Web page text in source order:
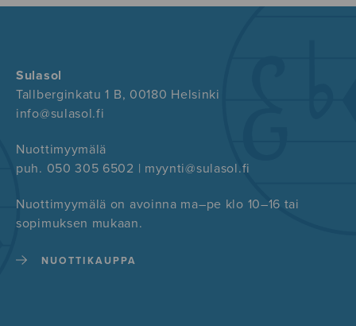
Sulasol
Tallberginkatu 1 B, 00180 Helsinki
info@sulasol.fi
Nuottimyymälä
puh. 050 305 6502 | myynti@sulasol.fi
Nuottimyymälä on avoinna ma–pe klo 10–16 tai
sopimuksen mukaan.
NUOTTIKAUPPA